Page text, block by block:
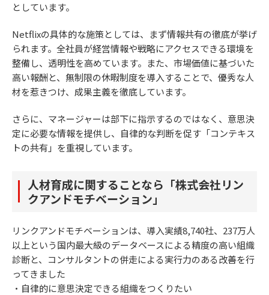
としています。
Netflixの具体的な施策としては、まず情報共有の徹底が挙げ
られます。全社員が経営情報や戦略にアクセスできる環境を
整備し、透明性を高めています。また、市場価値に基づいた
高い報酬と、無制限の休暇制度を導入することで、優秀な人
材を惹きつけ、成果主義を徹底しています。
さらに、マネージャーは部下に指示するのではなく、意思決
定に必要な情報を提供し、自律的な判断を促す「コンテキス
トの共有」を重視しています。
人材育成に関することなら「株式会社リン
クアンドモチベーション」
リンクアンドモチベーションは、導入実績8,740社、237万人
以上という国内最大級のデータベースによる精度の高い組織
診断と、コンサルタントの併走による実行力のある改善を行
ってきました
・自律的に意思決定できる組織をつくりたい